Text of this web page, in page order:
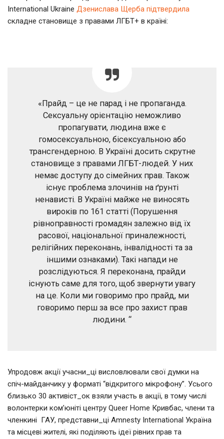
International Ukraine Дзенислава Щерба підтвердила
складне становище з правами ЛГБТ+ в країні:
«Прайд – це не парад і не пропаганда.
Сексуальну орієнтацію неможливо
пропагувати, людина вже є
гомосексуальною, бісексуальною або
трансгендерною. В Україні досить скрутне
становище з правами ЛГБТ-людей. У них
немає доступу до сімейних прав. Також
існує проблема злочинів на ґрунті
ненависті. В Україні майже не виносять
вироків по 161 статті (Порушення
рівноправності громадян залежно від їх
расової, національної приналежності,
релігійних переконань, інвалідності та за
іншими ознаками). Такі напади не
розслідуються. Я переконана, прайди
існують саме для того, щоб звернути увагу
на це. Коли ми говоримо про прайд, ми
говоримо перш за все про захист прав
людини. “
Упродовж акції учасни_ці висловлювали свої думки на
спіч-майданчику у форматі “відкритого мікрофону”. Усього
близько 30 активіст_ок взяли участь в акції, в тому числі
волонтерки ком’юніті центру Queer Home Кривбас, члени та
членкині ГАУ, представни_ці Amnesty International Україна
та місцеві жителі, які поділяють ідеї рівних прав та